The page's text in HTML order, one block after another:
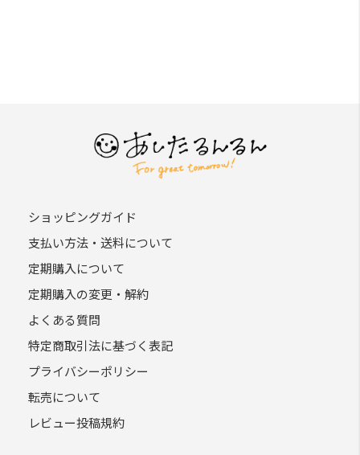
ショッピングガイド
支払い方法・送料について
定期購入について
定期購入の変更・解約
よくある質問
特定商取引法に基づく表記
プライバシーポリシー
転売について
レビュー投稿規約